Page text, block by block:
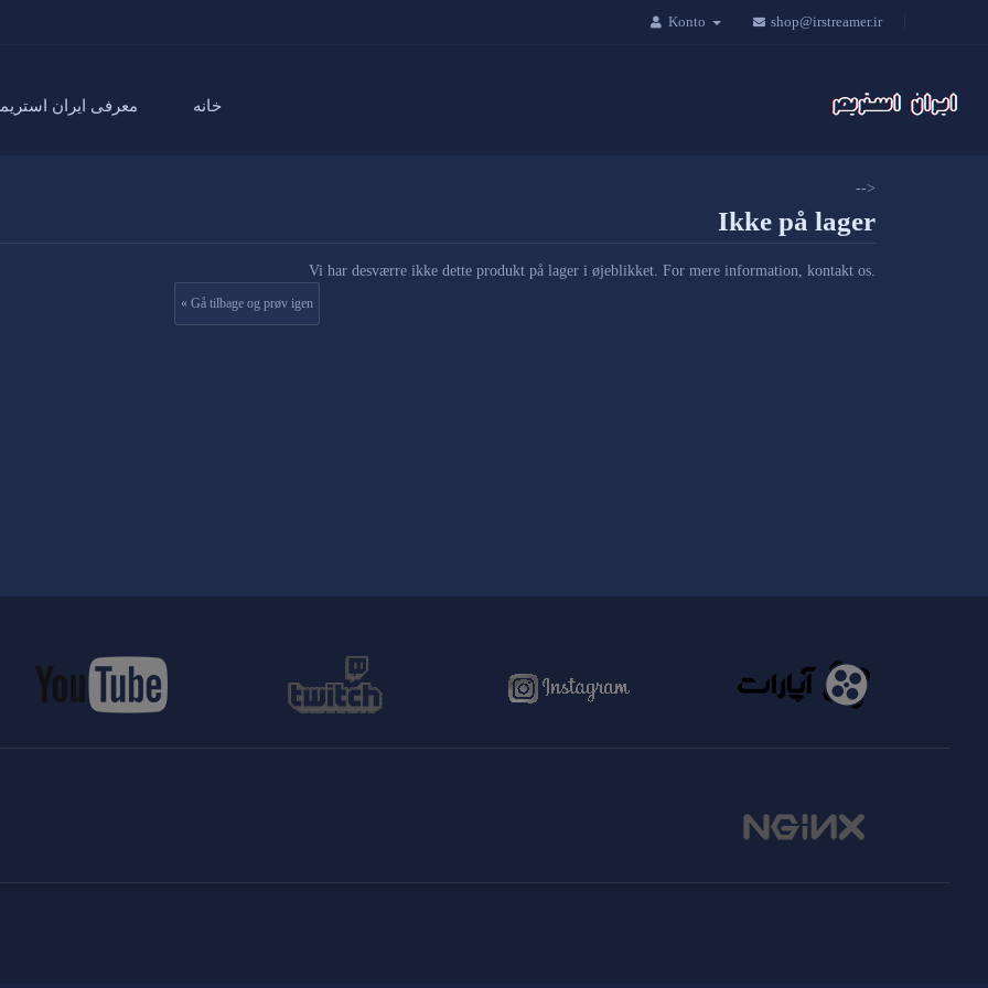
shop@irstreamer.ir
Konto
خانه معرفی ایران
-->
Ikke på lager
Vi har desværre ikke dette produkt på lager i øjeblikket. For mere information, kontakt os.
« Gå tilbage og prøv igen